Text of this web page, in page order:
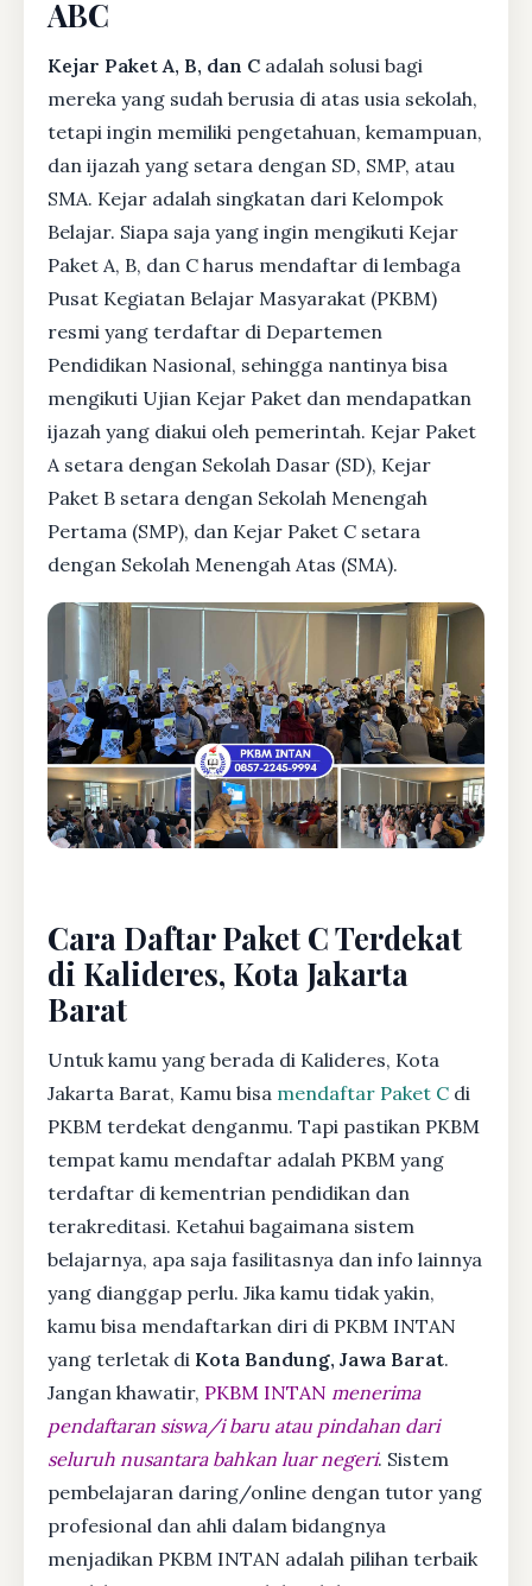
ABC
Kejar Paket A, B, dan C adalah solusi bagi
mereka yang sudah berusia di atas usia sekolah,
tetapi ingin memiliki pengetahuan, kemampuan,
dan ijazah yang setara dengan SD, SMP, atau
SMA. Kejar adalah singkatan dari Kelompok
Belajar. Siapa saja yang ingin mengikuti Kejar
Paket A, B, dan C harus mendaftar di lembaga
Pusat Kegiatan Belajar Masyarakat (PKBM)
resmi yang terdaftar di Departemen
Pendidikan Nasional, sehingga nantinya bisa
mengikuti Ujian Kejar Paket dan mendapatkan
ijazah yang diakui oleh pemerintah. Kejar Paket
A setara dengan Sekolah Dasar (SD), Kejar
Paket B setara dengan Sekolah Menengah
Pertama (SMP), dan Kejar Paket C setara
dengan Sekolah Menengah Atas (SMA).
Cara Daftar Paket C Terdekat
di Kalideres, Kota Jakarta
Barat
Untuk kamu yang berada di Kalideres, Kota
Jakarta Barat, Kamu bisa mendaftar Paket C di
PKBM terdekat denganmu. Tapi pastikan PKBM
tempat kamu mendaftar adalah PKBM yang
terdaftar di kementrian pendidikan dan
terakreditasi. Ketahui bagaimana sistem
belajarnya, apa saja fasilitasnya dan info lainnya
yang dianggap perlu. Jika kamu tidak yakin,
kamu bisa mendaftarkan diri di PKBM INTAN
yang terletak di Kota Bandung, Jawa Barat.
Jangan khawatir, PKBM INTAN menerima
pendaftaran siswa/i baru atau pindahan dari
seluruh nusantara bahkan luar negeri. Sistem
pembelajaran daring/online dengan tutor yang
profesional dan ahli dalam bidangnya
menjadikan PKBM INTAN adalah pilihan terbaik